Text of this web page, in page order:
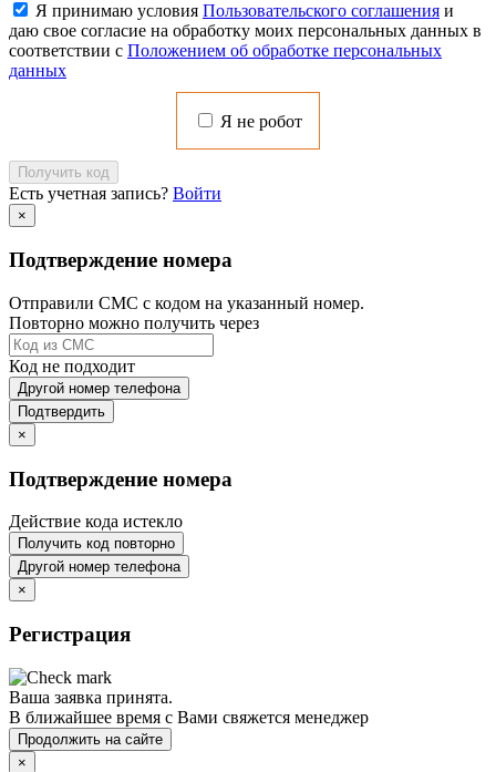
Я принимаю условия Пользовательского соглашения и
даю свое согласие на обработку моих персональных данных в
соответствии с Положением об обработке персональных
данных
Я не робот
Получить код
Есть учетная запись? Войти
×
Подтверждение номера
Отправили СМС с кодом на указанный номер.
Повторно можно получить через
Код не подходит
Другой номер телефона
Подтвердить
×
Подтверждение номера
Действие кода истекло
Получить код повторно
Другой номер телефона
×
Регистрация
Ваша заявка принята.
В ближайшее время с Вами свяжется менеджер
Продолжить на сайте
×